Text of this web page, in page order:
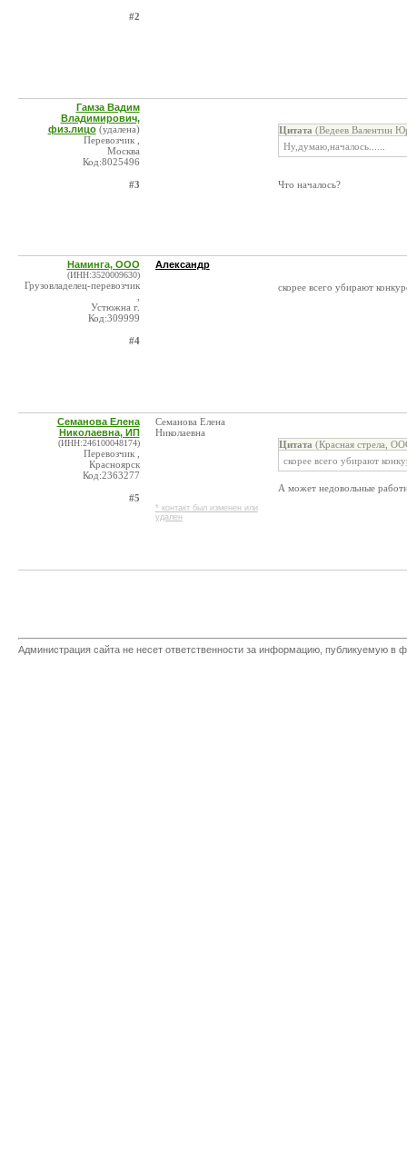
#2
Гамза Вадим
Владимирович,
физ.лицо (удалена)
Перевозчик ,
Москва
Код:8025496
#3
Цитата (Ведеев Валентин
Ну,думаю,началось......
Что началось?
Наминга, ООО
(ИНН:3520009630)
Грузовладелец-перевозчик
Устюжна г.
Код:309999
#4
Александр
скорее всего убирают
Семанова Елена
Николаевна, ИП
(ИНН:246100048174)
Перевозчик ,
Красноярск
Код:2363277
#5
Семанова Елена
Николаевна
* контакт был изменен или
удален
Цитата (Красная стрела,
скорее всего убирают
А может недовольные
Администрация сайта не несет ответственности за информацию, публикуемую